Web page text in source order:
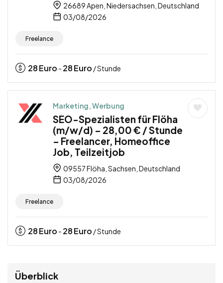
26689 Apen, Niedersachsen, Deutschland
03/08/2026
Freelance
28Euro - 28Euro / Stunde
Marketing, Werbung
SEO-Spezialisten für Flöha
(m/w/d) – 28,00 € / Stunde
– Freelancer, Homeoffice
Job, Teilzeitjob
09557 Flöha, Sachsen, Deutschland
03/08/2026
Freelance
28Euro - 28Euro / Stunde
Überblick